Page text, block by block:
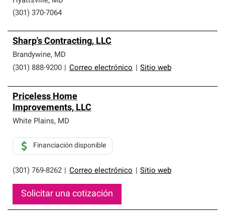
(301) 370-7064
Sharp's Contracting, LLC
Brandywine, MD
(301) 888-9200
Correo electrónico Sitio web
Priceless Home
Improvements, LLC
White Plains, MD
(301) 769-8262 Correo electrónico Sitio web
Financiación disponible
Solicitar una cotización